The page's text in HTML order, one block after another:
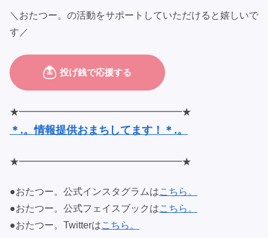
＼おたつー。の活動をサポートしていただけると嬉しいで
す／
★━━━━━━━━━━━━━━━━━★
＊.。情報提供おまちしてます！＊.。
★━━━━━━━━━━━━━━━━━★
●おたつー。公式インスタグラムはこちら。
●おたつー。公式フェイスブックはこちら。
●おたつー。Twitterはこちら。